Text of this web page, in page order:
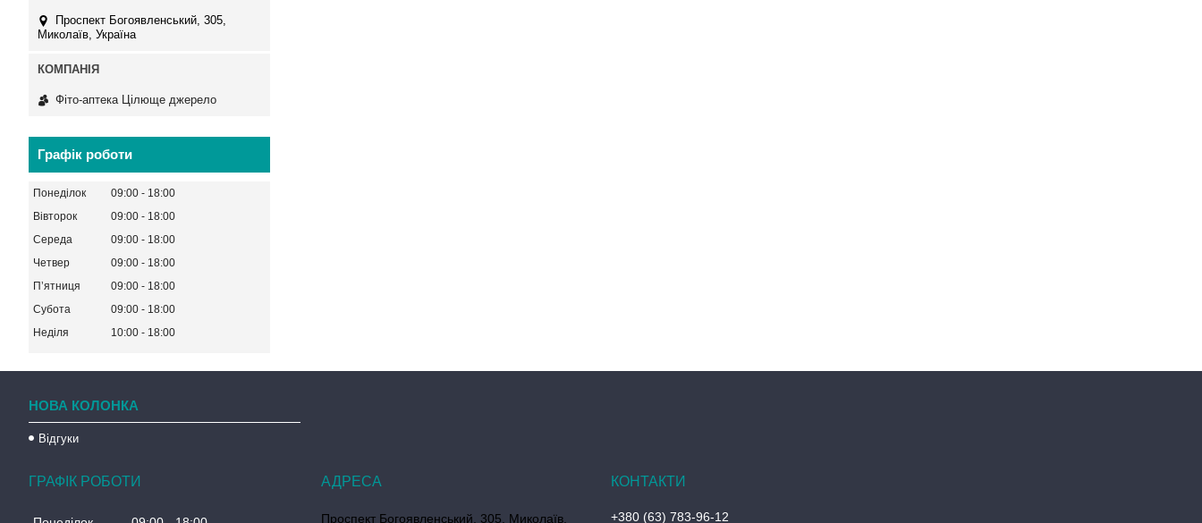
Проспект Богоявленський, 305,
Миколаїв, Україна
Фіто-аптека Цілюще джерело
Графік роботи
Понеділок 09:00
18:00
Вівторок
09:00
18:00
Середа
09:00
18:00
Четвер
09:00
18:00
Пʼятниця
09:00
18:00
Субота
09:00
18:00
Неділя
10:00 18:00
НОВА КОЛОНКА
Відгуки
ГРАФІК РОБОТИ
Проспект Богоявленський, 305, Миколаїв, +380 (63) 783-96-12